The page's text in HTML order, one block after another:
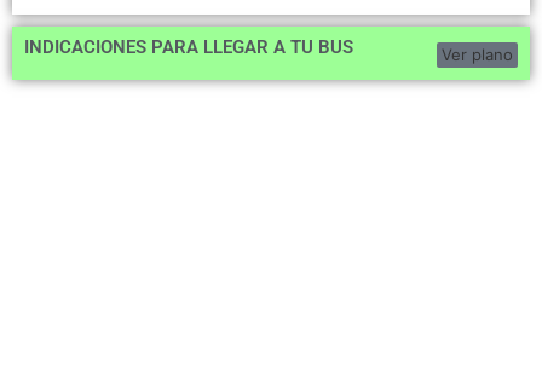
INDICACIONES PARA LLEGAR A TU BUS Ver plano